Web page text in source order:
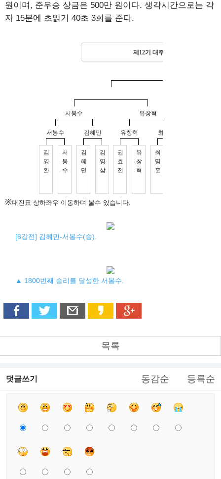
원이며, 준우승 상금은 500만 원이다. 생각시간으로는 각
자 15분에 초읽기 40초 3회를 준다.
※대진표 상하좌우 이동하며 볼수 있습니다.
[8강전] 김혜민-서봉수(승).
▲ 1800번째 승리를 달성한 서봉수.
목록
댓글쓰기 동감순 등록순